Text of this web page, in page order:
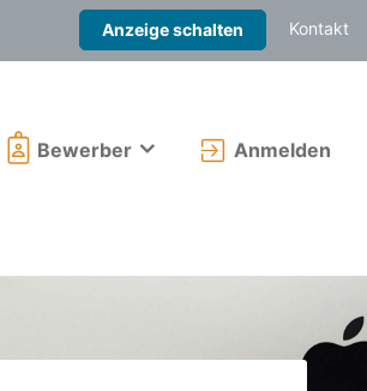
Anzeige schalten Kontakt
Anmelden
Bewerber